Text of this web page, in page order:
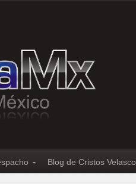
Blog de Cristos Velasco